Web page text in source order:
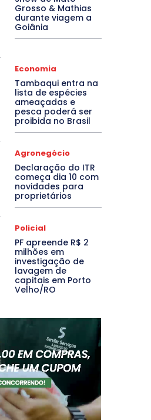
Grosso & Mathias
durante viagem a
Goiânia
Economia
Tambaqui entra na
lista de espécies
ameaçadas e
pesca poderá ser
proibida no Brasil
Agronegócio
Declaração do ITR
começa dia 10 com
novidades para
proprietários
Policial
PF apreende R$ 2
milhões em
investigação de
lavagem de
capitais em Porto
Velho/RO